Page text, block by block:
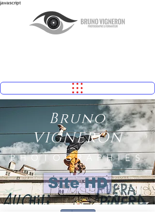
javascript
Bruno
VIGNERON
PHOTOGRAPHIES
Site HD